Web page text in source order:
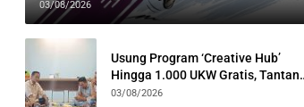
Lintas Generasi
03/08/2026
Usung Program ‘Creative Hub’
Hingga 1.000 UKW Gratis, Tantan
Sulthon Paparkan Visi PWI Jabar di
03/08/2026